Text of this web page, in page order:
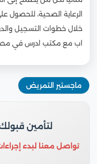
الرعاية الصحية، للحصول
خلال خطوات التسجيل
اب مع مكتب ادرس في
ماجستير التمريض
لتأمين
تواصل معنا لبدء